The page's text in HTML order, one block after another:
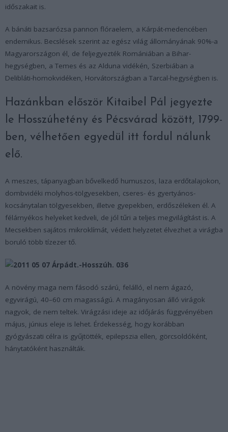
időszakait is.
A bánáti bazsarózsa pannon flóraelem, a Kárpát-medencében
endemikus. Becslések szerint az egész világ állományának 90%-a
Magyarországon él, de feljegyezték Romániában a Bihar-
hegységben, a Temes és az Alduna vidékén, Szerbiában a
Delibláti-homokvidéken, Horvátországban a Tarcal-hegységben is.
Hazánkban először Kitaibel Pál jegyezte
le Hosszúhetény és Pécsvárad között, 1799-
ben, vélhetően egyedül itt fordul nálunk
elő.
A meszes, tápanyagban bővelkedő humuszos, laza erdőtalajokon,
dombvidéki molyhos-tölgyesekben, cseres- és gyertyános-
kocsánytalan tölgyesekben, illetve gyepekben, erdőszéleken él. A
félárnyékos helyeket kedveli, de jól tűri a teljes megvilágítást is. A
Mecsekben sajátos mikroklímát, védett helyzetet élvezhet a virágba
boruló több tízezer tő.
A növény maga nem fásodó szárú, felálló, el nem ágazó,
egyvirágú, 40–60 cm magasságú. A magányosan álló virágok
nagyok, de nem teltek. Virágzási ideje az időjárás függvényében
május, június eleje is lehet. Érdekesség, hogy korábban
gyógyászati célra is gyűjtötték, epilepszia ellen, görcsoldóként,
hánytatóként használták.